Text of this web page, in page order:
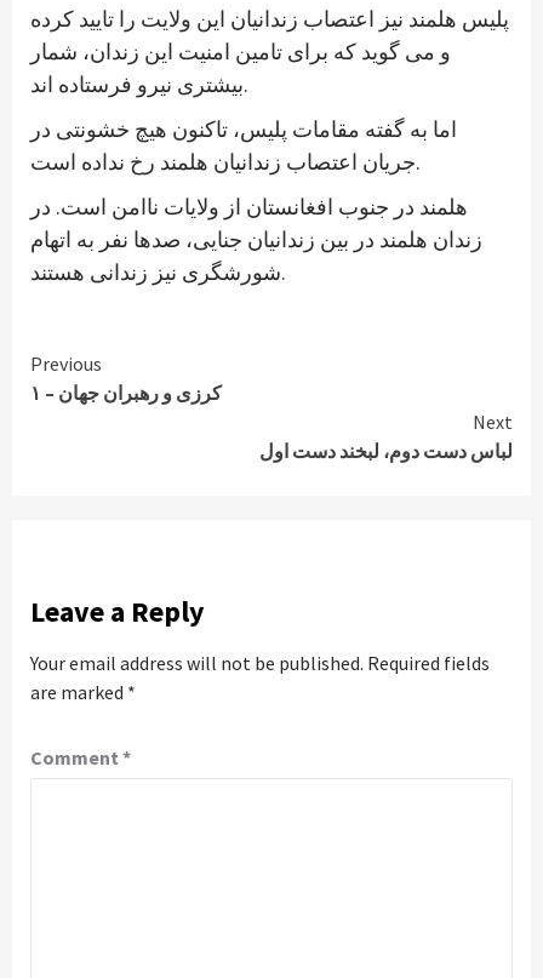
پلیس هلمند نیز اعتصاب زندانیان این ولایت را تایید کرده
و می گوید که برای تامین امنیت این زندان، شمار
بیشتری نیرو فرستاده اند.
اما به گفته مقامات پلیس، تاکنون هیچ خشونتی در
جریان اعتصاب زندانیان هلمند رخ نداده است.
هلمند در جنوب افغانستان از ولایات ناامن است. در
زندان هلمند در بین زندانیان جنایی، صدها نفر به اتهام
شورشگری نیز زندانی هستند.
Continue
Reading
Previous
کرزی و رهبران جهان – ۱
Next
لباس دست دوم، لبخند دست اول
Leave a Reply
Your email address will not be published. Required fields
are marked *
Comment *